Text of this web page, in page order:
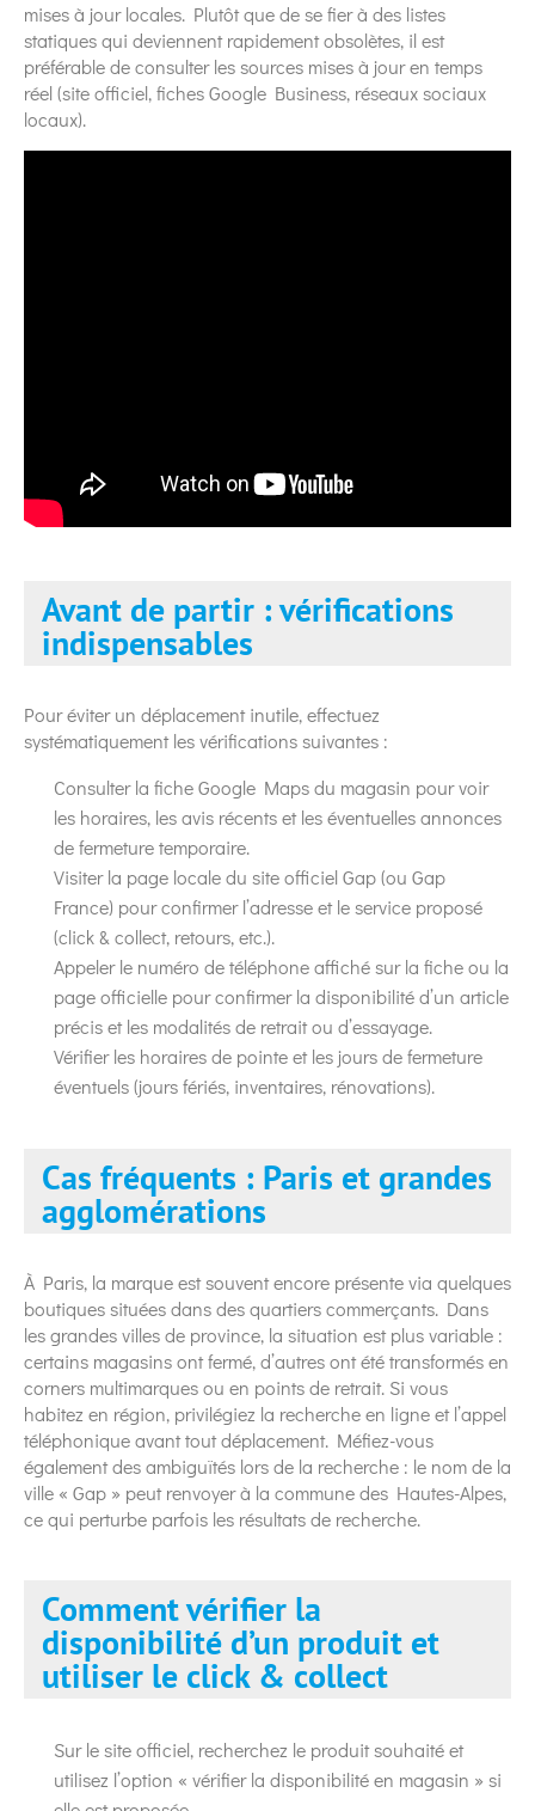
mises à jour locales. Plutôt que de se fier à des listes
statiques qui deviennent rapidement obsolètes, il est
préférable de consulter les sources mises à jour en temps
réel (site officiel, fiches Google Business, réseaux sociaux
locaux).
Avant de partir : vérifications
indispensables
Pour éviter un déplacement inutile, effectuez
systématiquement les vérifications suivantes :
Consulter la fiche Google Maps du magasin pour voir
les horaires, les avis récents et les éventuelles annonces
de fermeture temporaire.
Visiter la page locale du site officiel Gap (ou Gap
France) pour confirmer l’adresse et le service proposé
(click & collect, retours, etc.).
Appeler le numéro de téléphone affiché sur la fiche ou la
page officielle pour confirmer la disponibilité d’un article
précis et les modalités de retrait ou d’essayage.
Vérifier les horaires de pointe et les jours de fermeture
éventuels (jours fériés, inventaires, rénovations).
Cas fréquents : Paris et grandes
agglomérations
À Paris, la marque est souvent encore présente via quelques
boutiques situées dans des quartiers commerçants. Dans
les grandes villes de province, la situation est plus variable :
certains magasins ont fermé, d’autres ont été transformés en
corners multimarques ou en points de retrait. Si vous
habitez en région, privilégiez la recherche en ligne et l’appel
téléphonique avant tout déplacement. Méfiez-vous
également des ambiguïtés lors de la recherche : le nom de la
ville « Gap » peut renvoyer à la commune des Hautes-Alpes,
ce qui perturbe parfois les résultats de recherche.
Comment vérifier la
disponibilité d’un produit et
utiliser le click & collect
Sur le site officiel, recherchez le produit souhaité et
utilisez l’option « vérifier la disponibilité en magasin » si